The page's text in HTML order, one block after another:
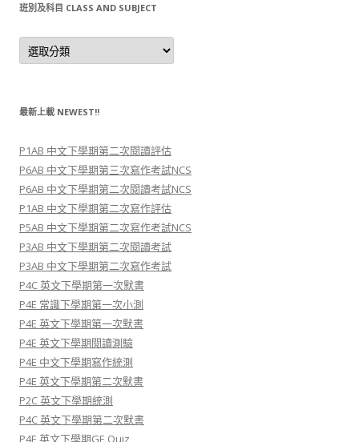
航
列
班別及科目 CLASS AND SUBJECT
班
別
及
l
a
a
n
d
S
u
b
j
e
c
t
最新上載 NEWEST!!
P1AB 中文下學期第二次閱讀評估
P6AB 中文下學期第三次寫作考試NCS
P6AB 中文下學期第二次閱讀考試NCS
P1AB 中文下學期第二次寫作評估
P5AB 中文下學期第二次寫作考試NCS
P3AB 中文下學期第二次閱讀考試
P3AB 中文下學期第二次寫作考試
P4C 英文下學期第一次默書
P4E 常識下學期第一次小測
P4E 英文下學期第一次默書
P4E 英文下學期閱讀測驗
P4E 中文下學期寫作統測
P4E 英文下學期第二次默書
P2C 英文下學期統測
P4C 英文下學期第二次默書
P4E 英文下學期GE Quiz